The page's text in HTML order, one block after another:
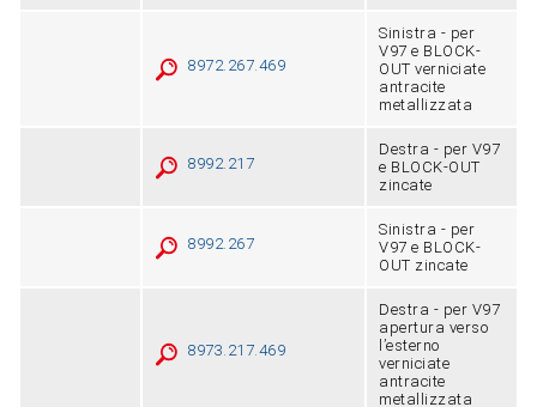
8972.267.469
Sinistra - per
V97 e BLOCK-
OUT verniciate
antracite
metallizzata
8992.217
Destra - per V97
e BLOCK-OUT
zincate
8992.267
Sinistra - per
V97 e BLOCK-
OUT zincate
8973.217.469
Destra - per V97
apertura verso
l’esterno
verniciate
antracite
metallizzata